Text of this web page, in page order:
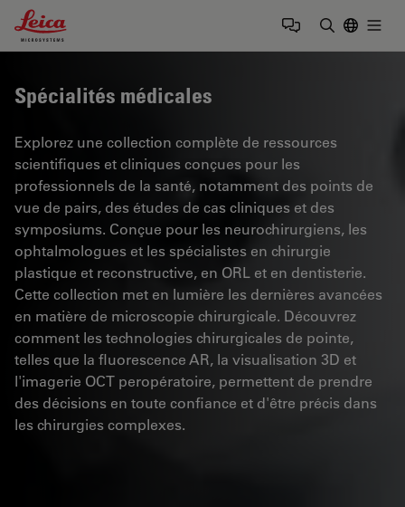
Leica Microsystems Logo
Spécialités médicales
Explorez une collection complète de ressources
scientifiques et cliniques conçues pour les
professionnels de la santé, notamment des points de
vue de pairs, des études de cas cliniques et des
symposiums. Conçue pour les neurochirurgiens, les
ophtalmologues et les spécialistes en chirurgie
plastique et reconstructive, en ORL et en dentisterie.
Cette collection met en lumière les dernières avancées
en matière de microscopie chirurgicale. Découvrez
comment les technologies chirurgicales de pointe,
telles que la fluorescence AR, la visualisation 3D et
l'imagerie OCT peropératoire, permettent de prendre
des décisions en toute confiance et d'être précis dans
les chirurgies complexes.